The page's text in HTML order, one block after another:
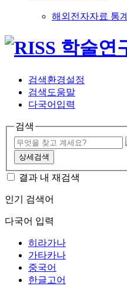
해외전자자료 통계
검색환경설정
검색도움말
다국어입력
검색
상세검색
결과 내 재검색
인기 검색어
다국어 입력
히라가나
가타카나
중국어
한글고어